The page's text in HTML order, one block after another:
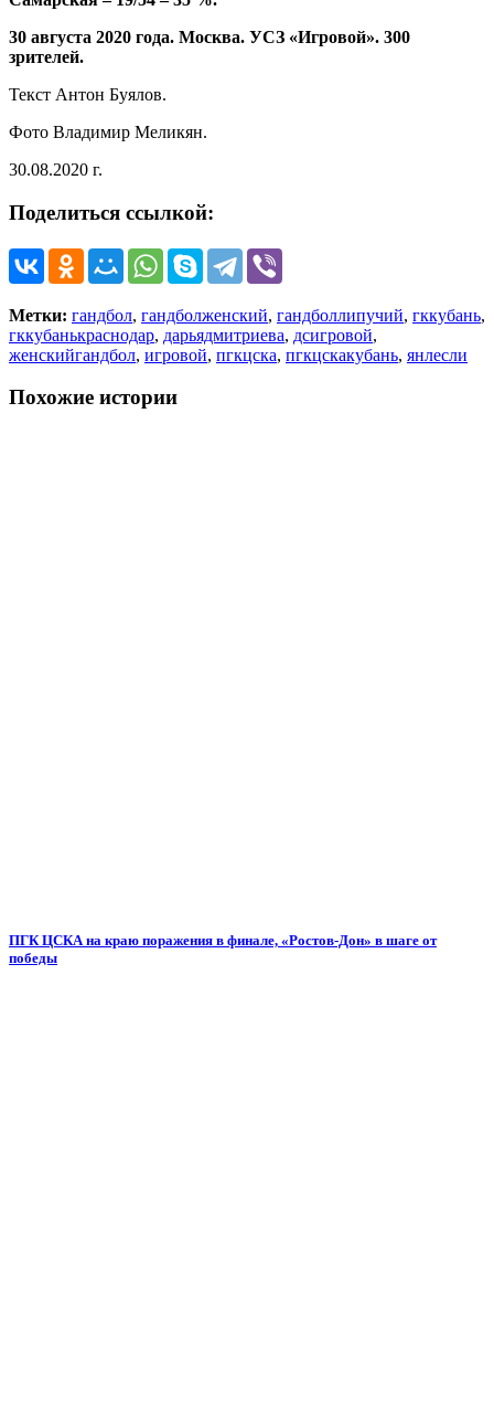
30 августа 2020 года. Москва. УСЗ «Игровой». 300
зрителей.
Текст Антон Буялов.
Фото Владимир Меликян.
30.08.2020 г.
Поделиться ссылкой:
Метки: гандбол, гандболженский, гандболлипучий, гккубань,
гккубанькраснодар, дарьядмитриева, дсигровой,
женскийгандбол, игровой, пгкцска, пгкцскакубань, янлесли
Похожие истории
ПГК ЦСКА на краю поражения в финале, «Ростов-Дон» в шаге от
победы